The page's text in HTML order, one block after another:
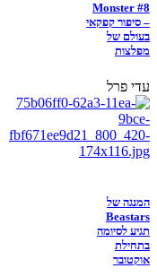
Monster #8
– סיפור קפקאי
בעולם של
מפלצות
עדי פרל
המנגה של
Beastars
תגיע לסיומה
בתחילת
אוקטובר